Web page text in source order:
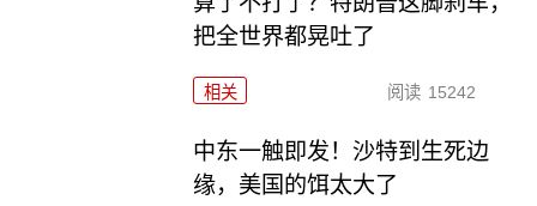
把全世界都晃吐了
相关 阅读 15242
中东一触即发！沙特到生死边
缘，美国的饵太大了